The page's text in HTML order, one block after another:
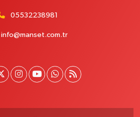
05532238981
info@manset.com.tr